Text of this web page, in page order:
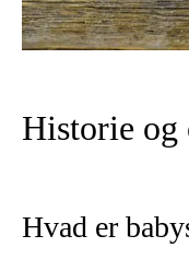
Historie og
Hvad er